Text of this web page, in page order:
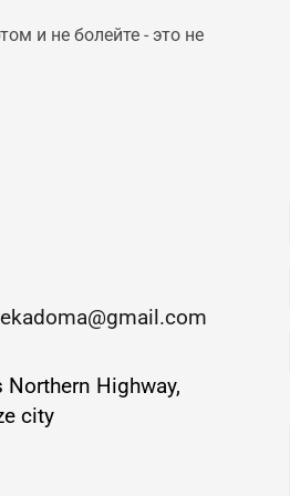
и не болейте - это не
Highway,
city